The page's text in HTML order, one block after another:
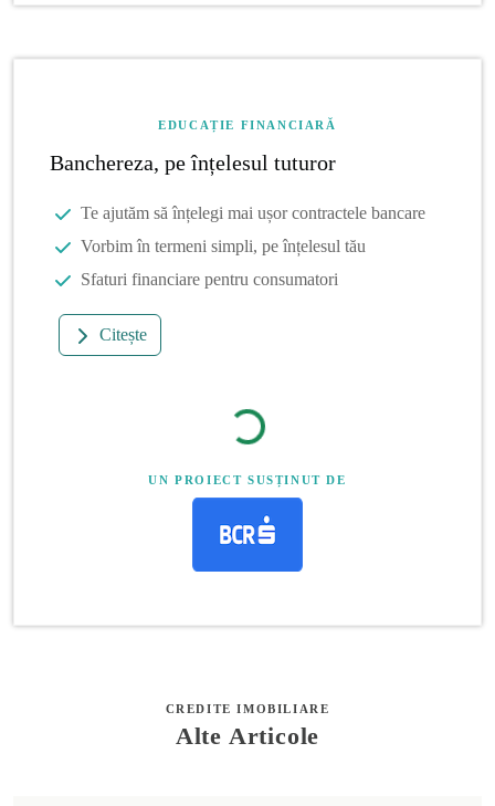
EDUCAȚIE FINANCIARĂ
Banchereza, pe înțelesul tuturor
Te ajutăm să înțelegi mai ușor contractele bancare
Vorbim în termeni simpli, pe înțelesul tău
Sfaturi financiare pentru consumatori
Citește
UN PROIECT SUSȚINUT DE
CREDITE IMOBILIARE
Alte Articole